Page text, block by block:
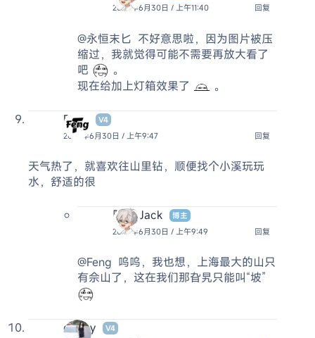
2025年6月30日 / 上午11:40
回复
@永恒末匕 不好意思啦，因为图片被压
缩过，我就觉得可能不需要再放大看了
吧
。
现在给加上灯箱效果了
。
Feng
V4
2025年6月30日 / 上午9:47
回复
天气热了，就喜欢往山里钻，顺便找个小溪玩玩
水，舒适的很
阿杰 Jack
博主
2025年6月30日 / 上午9:49
回复
@Feng 呜呜，我也想，上海最大的山只
有佘山了，这在我们那旮旯只能叫“坡”
obaby
V4